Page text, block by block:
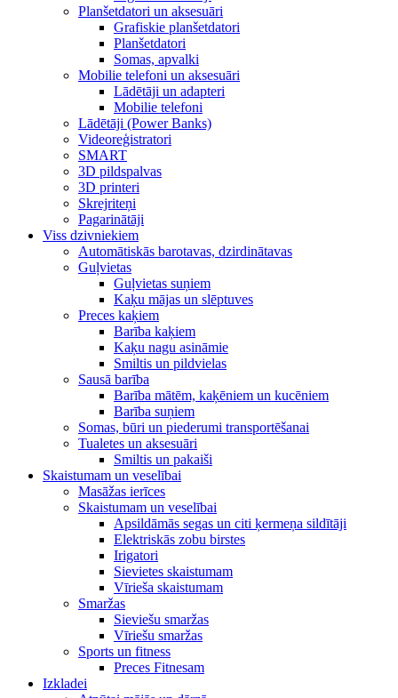
Planšetdatori un aksesuāri
Grafiskie planšetdatori
Planšetdatori
Somas, apvalki
Mobilie telefoni un aksesuāri
Lādētāji un adapteri
Mobilie telefoni
Lādētāji (Power Banks)
Videoreģistratori
SMART
3D pildspalvas
3D printeri
Skrejriteņi
Pagarinātāji
Viss dzivniekiem
Automātiskās barotavas, dzirdinātavas
Guļvietas
Guļvietas suņiem
Kaķu mājas un slēptuves
Preces kaķiem
Barība kaķiem
Kaķu nagu asināmie
Smiltis un pildvielas
Sausā barība
Barība mātēm, kaķēniem un kucēniem
Barība suņiem
Somas, būri un piederumi transportēšanai
Tualetes un aksesuāri
Smiltis un pakaiši
Skaistumam un veselībai
Masāžas ierīces
Skaistumam un veselībai
Apsildāmās segas un citi ķermeņa sildītāji
Elektriskās zobu birstes
Irigatori
Sievietes skaistumam
Vīrieša skaistumam
Smaržas
Sieviešu smaržas
Vīriešu smaržas
Sports un fitness
Preces Fitnesam
Izkladei